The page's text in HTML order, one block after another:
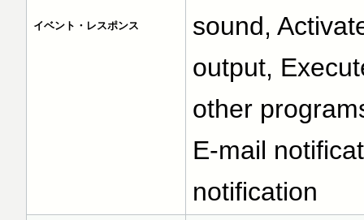
イベント・レスポンス
sound,
output,
other
E-mail
notification